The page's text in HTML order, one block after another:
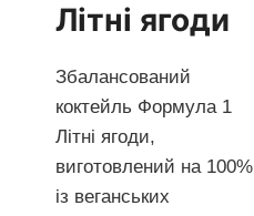
Літні ягоди
Збалансований
коктейль Формула 1
Літні ягоди,
виготовлений ​​на 100%
із веганських